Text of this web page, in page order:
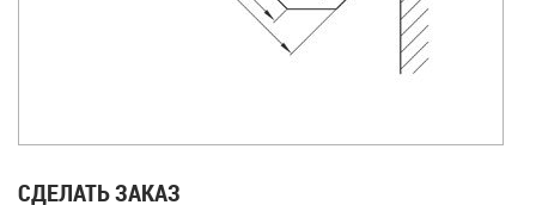
СДЕЛАТЬ ЗАКАЗ